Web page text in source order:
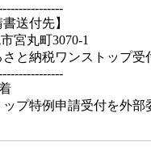
送付先】
宮丸町3070-1
ワンストップ受
プ特例申請受付を外部